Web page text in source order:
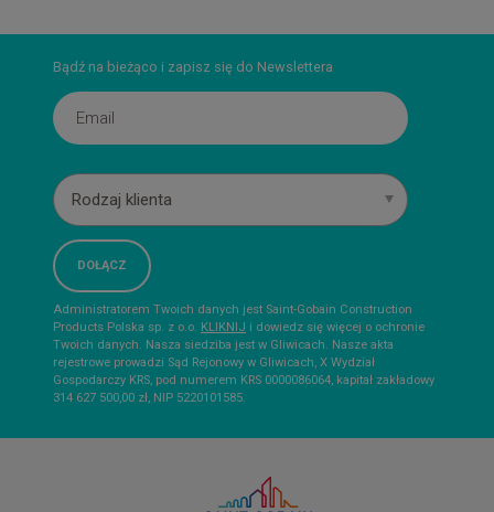
Bądź na bieżąco i zapisz się do Newslettera
Rodzaj klienta
Administratorem Twoich danych jest Saint-Gobain Construction
Products Polska sp. z o.o. KLIKNIJ i dowiedz się więcej o ochronie
Twoich danych. Nasza siedziba jest w Gliwicach. Nasze akta
rejestrowe prowadzi Sąd Rejonowy w Gliwicach, X Wydział
Gospodarczy KRS, pod numerem KRS 0000086064, kapitał zakładowy
314 627 500,00 zł, NIP 5220101585.